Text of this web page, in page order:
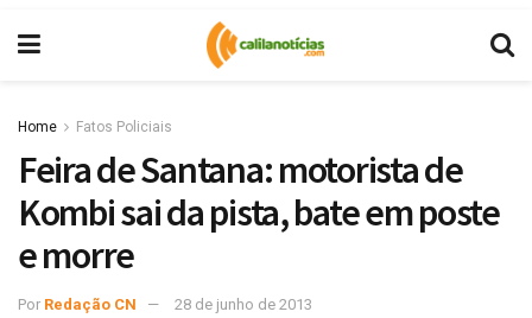
Home Fatos Policiais
Feira de Santana: motorista de
Kombi sai da pista, bate em poste
e morre
Por Redação CN 28 de junho de 2013